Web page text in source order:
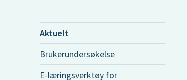
Aktuelt
Brukerundersøkelse
E-læringsverktøy for